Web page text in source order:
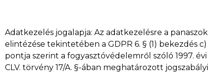
Adatkezelés jogalapja: Az adatkezelésre a panaszok
elintézése tekintetében a GDPR 6. § (1) bekezdés c)
pontja szerint a fogyasztóvédelemről szóló 1997. évi
CLV. törvény 17/A. §-ában meghatározott jogszabályi